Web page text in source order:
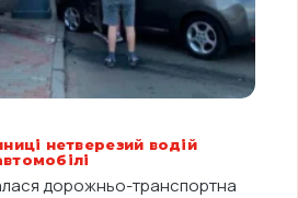
нетверезий водій
дорожньо-транспортна